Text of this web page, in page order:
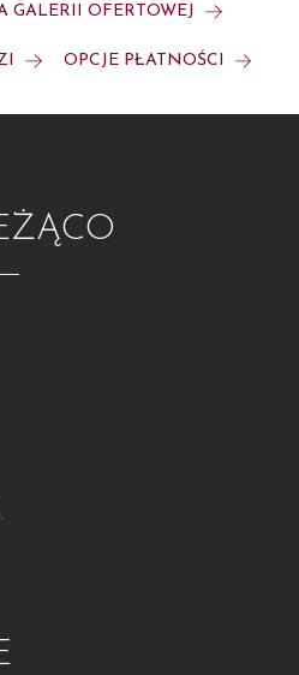
OFERTOWEJ
OPCJE PŁATNOŚCI